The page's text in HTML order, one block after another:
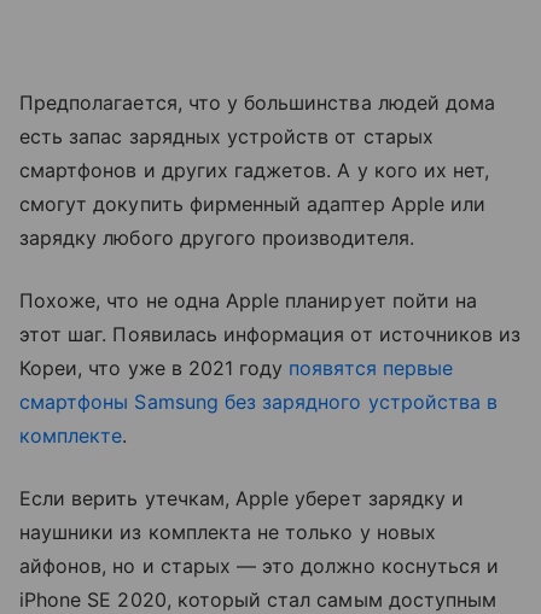
Предполагается, что у большинства людей дома
есть запас зарядных устройств от старых
смартфонов и других гаджетов. А у кого их нет,
смогут докупить фирменный адаптер Apple или
зарядку любого другого производителя.
Похоже, что не одна Apple планирует пойти на
этот шаг. Появилась информация от источников из
Кореи, что уже в 2021 году появятся первые
смартфоны Samsung без зарядного устройства в
комплекте.
Если верить утечкам, Apple уберет зарядку и
наушники из комплекта не только у новых
айфонов, но и старых — это должно коснуться и
iPhone SE 2020, который стал самым доступным